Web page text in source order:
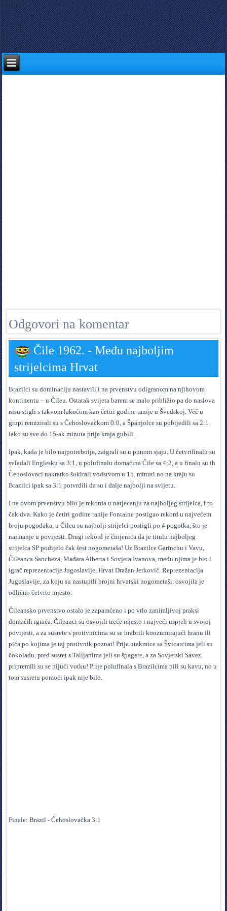
Odgovori na komentar
Čile 1962. - Među najboljim
strijelcima Hrvat
Brazilci su dominaciju nastavili i na prvenstvu odigranom na njihovom
kontinentu – u Čileu. Ostatak svijeta barem se malo približio pa do naslova
nisu stigli s takvom lakoćom kao četiri godine ranije u Švedskoj. Već u
grupi remizirali su s Čehoslovačkom 0:0, a Španjolce su pobijedili sa 2:1
iako su sve do 15-ak minuta prije kraja gubili.
Ipak, kada je bilo najpotrebnije, zaigrali su u punom sjaju. U četvrtfinalu su
svladali Englesku sa 3:1, u polufinalu domaćina Čile sa 4:2, a u finalu su ih
Čehoslovaci nakratko šokirali vodstvom u 15. minuti no na kraju su
Brazilci ipak sa 3:1 potvrdili da su i dalje najbolji na svijetu.
I na ovom prvenstvu bilo je rekorda u natjecanju za najboljeg strijelca, i to
čak dva. Kako je četiri godine ranije Fontaine postigao rekord u najvećem
broju pogodaka, u Čileu su najbolji strijelci postigli po 4 pogotka, što je
najmanje u povijesti. Drugi rekord je činjenica da je titulu najboljeg
strijelca SP podijelo čak šest nogometaša! Uz Brazilce Garinchu i Vavu,
Čileanca Sancheza, Mađara Alberta i Sovjeta Ivanova, među njima je bio i
igrač reprezentacije Jugoslavije, Hrvat Dražan Jerković. Reprezentacija
Jugoslavije, za koju su nastupili brojni hrvatski nogometaši, osvojila je
odlično četvrto mjesto.
Čileansko prvenstvo ostalo je zapamćeno i po vrlo zanimljivoj praksi
domaćih igrača. Čileanci su osvojili treće mjesto i najveći uspjeh u svojoj
povijesti, a za susrete s protivnicima su se hrabrili konzumirajući hranu ili
pića po kojima je taj protivnik poznat! Prije utakmice sa Švicarcima jeli su
čokoladu, pred susret s Talijanima jeli su špagete, a za Sovjetski Savez
pripremili su se pijući votku! Prije polufinala s Brazilcima pili su kavu, no u
tom susretu pomoći ipak nije bilo.
Finale: Brazil - Čehoslovačka 3:1